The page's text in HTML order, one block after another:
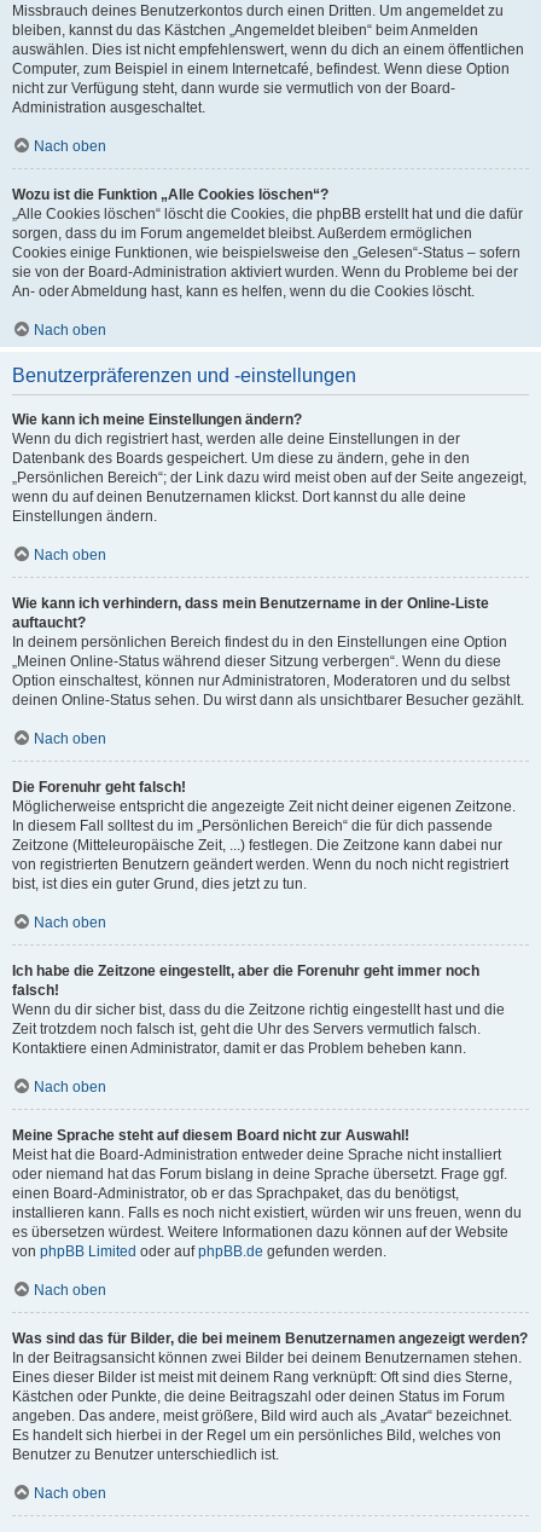
Missbrauch deines Benutzerkontos durch einen Dritten. Um angemeldet zu
bleiben, kannst du das Kästchen „Angemeldet bleiben“ beim Anmelden
auswählen. Dies ist nicht empfehlenswert, wenn du dich an einem öffentlichen
Computer, zum Beispiel in einem Internetcafé, befindest. Wenn diese Option
nicht zur Verfügung steht, dann wurde sie vermutlich von der Board-
Administration ausgeschaltet.
Nach oben
Wozu ist die Funktion „Alle Cookies löschen“?
„Alle Cookies löschen“ löscht die Cookies, die phpBB erstellt hat und die dafür
sorgen, dass du im Forum angemeldet bleibst. Außerdem ermöglichen
Cookies einige Funktionen, wie beispielsweise den „Gelesen“-Status – sofern
sie von der Board-Administration aktiviert wurden. Wenn du Probleme bei der
An- oder Abmeldung hast, kann es helfen, wenn du die Cookies löscht.
Nach oben
Benutzerpräferenzen und -einstellungen
Wie kann ich meine Einstellungen ändern?
Wenn du dich registriert hast, werden alle deine Einstellungen in der
Datenbank des Boards gespeichert. Um diese zu ändern, gehe in den
„Persönlichen Bereich“; der Link dazu wird meist oben auf der Seite angezeigt,
wenn du auf deinen Benutzernamen klickst. Dort kannst du alle deine
Einstellungen ändern.
Nach oben
Wie kann ich verhindern, dass mein Benutzername in der Online-Liste
auftaucht?
In deinem persönlichen Bereich findest du in den Einstellungen eine Option
„Meinen Online-Status während dieser Sitzung verbergen“. Wenn du diese
Option einschaltest, können nur Administratoren, Moderatoren und du selbst
deinen Online-Status sehen. Du wirst dann als unsichtbarer Besucher gezählt.
Nach oben
Die Forenuhr geht falsch!
Möglicherweise entspricht die angezeigte Zeit nicht deiner eigenen Zeitzone.
In diesem Fall solltest du im „Persönlichen Bereich“ die für dich passende
Zeitzone (Mitteleuropäische Zeit, ...) festlegen. Die Zeitzone kann dabei nur
von registrierten Benutzern geändert werden. Wenn du noch nicht registriert
bist, ist dies ein guter Grund, dies jetzt zu tun.
Nach oben
Ich habe die Zeitzone eingestellt, aber die Forenuhr geht immer noch
falsch!
Wenn du dir sicher bist, dass du die Zeitzone richtig eingestellt hast und die
Zeit trotzdem noch falsch ist, geht die Uhr des Servers vermutlich falsch.
Kontaktiere einen Administrator, damit er das Problem beheben kann.
Nach oben
Meine Sprache steht auf diesem Board nicht zur Auswahl!
Meist hat die Board-Administration entweder deine Sprache nicht installiert
oder niemand hat das Forum bislang in deine Sprache übersetzt. Frage ggf.
einen Board-Administrator, ob er das Sprachpaket, das du benötigst,
installieren kann. Falls es noch nicht existiert, würden wir uns freuen, wenn du
es übersetzen würdest. Weitere Informationen dazu können auf der Website
von phpBB Limited oder aufphpBB.de gefunden werden.
Nach oben
Was sind das für Bilder, die bei meinem Benutzernamen angezeigt werden?
In der Beitragsansicht können zwei Bilder bei deinem Benutzernamen stehen.
Eines dieser Bilder ist meist mit deinem Rang verknüpft: Oft sind dies Sterne,
Kästchen oder Punkte, die deine Beitragszahl oder deinen Status im Forum
angeben. Das andere, meist größere, Bild wird auch als „Avatar“ bezeichnet.
Es handelt sich hierbei in der Regel um ein persönliches Bild, welches von
Benutzer zu Benutzer unterschiedlich ist.
Nach oben